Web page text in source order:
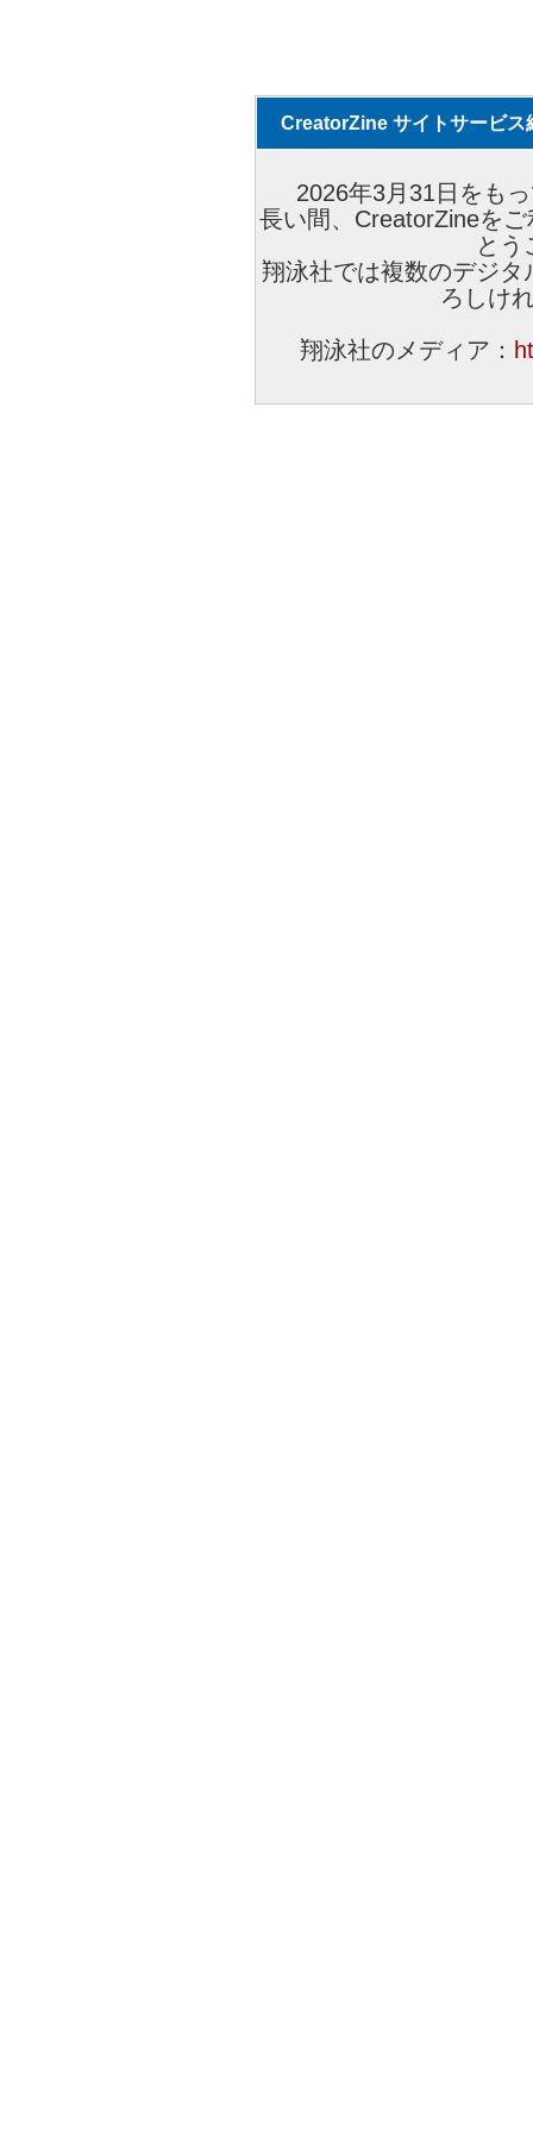
CreatorZine サイトサービス
2026年3月31日をも
長い間、CreatorZineを
とう
翔泳社では複数のデジ
ろしけ
翔泳社のメディア：